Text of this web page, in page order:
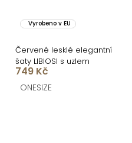
Vyrobeno v EU
Červené lesklé elegantní
šaty LIBIOSI s uzlem
749 Kč
ONESIZE